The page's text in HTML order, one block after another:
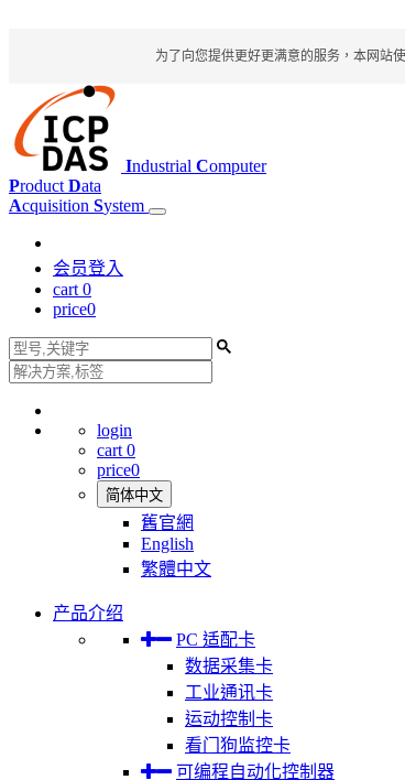
为了向您提供更好更满意的服务，本网站
Industrial Computer
Product Data
Acquisition System
会员登入
cart 0
price0
login
cart 0
price0
简体中文
舊官網
English
繁體中文
产品介绍
PC 适配卡
数据采集卡
工业通讯卡
运动控制卡
看门狗监控卡
可编程自动化控制器